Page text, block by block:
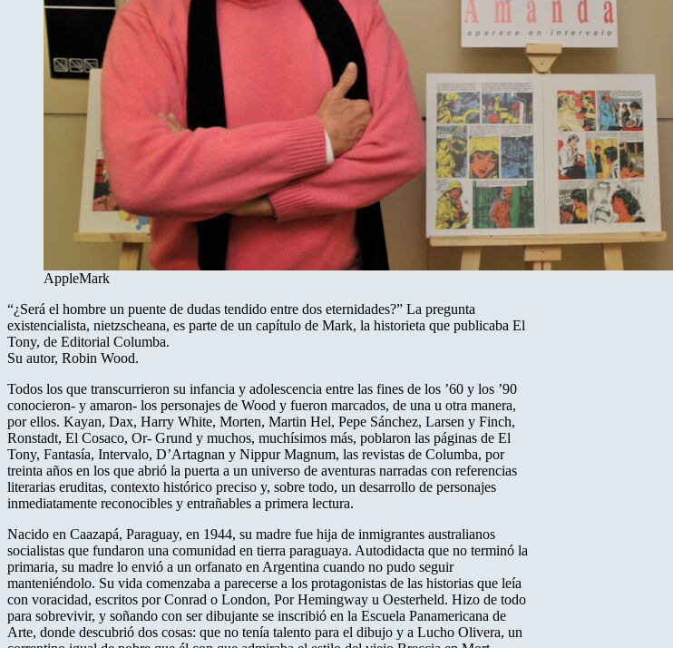
AppleMark
“¿Será el hombre un puente de dudas tendido entre dos eternidades?” La pregunta
existencialista, nietzscheana, es parte de un capítulo de Mark, la historieta que publicaba El
Tony, de Editorial Columba.
Su autor, Robin Wood.
Todos los que transcurrieron su infancia y adolescencia entre las fines de los ’60 y los ’90
conocieron- y amaron- los personajes de Wood y fueron marcados, de una u otra manera,
por ellos. Kayan, Dax, Harry White, Morten, Martin Hel, Pepe Sánchez, Larsen y Finch,
Ronstadt, El Cosaco, Or- Grund y muchos, muchísimos más, poblaron las páginas de El
Tony, Fantasía, Intervalo, D’Artagnan y Nippur Magnum, las revistas de Columba, por
treinta años en los que abrió la puerta a un universo de aventuras narradas con referencias
literarias eruditas, contexto histórico preciso y, sobre todo, un desarrollo de personajes
inmediatamente reconocibles y entrañables a primera lectura.
Nacido en Caazapá, Paraguay, en 1944, su madre fue hija de inmigrantes australianos
socialistas que fundaron una comunidad en tierra paraguaya. Autodidacta que no terminó la
primaria, su madre lo envió a un orfanato en Argentina cuando no pudo seguir
manteniéndolo. Su vida comenzaba a parecerse a los protagonistas de las historias que leía
con voracidad, escritos por Conrad o London, Por Hemingway u Oesterheld. Hizo de todo
para sobrevivir, y soñando con ser dibujante se inscribió en la Escuela Panamericana de
Arte, donde descubrió dos cosas: que no tenía talento para el dibujo y a Lucho Olivera, un